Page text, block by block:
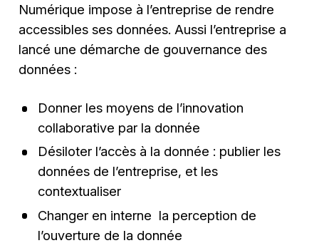
Numérique impose à l’entreprise de rendre
accessibles ses données. Aussi l’entreprise a
lancé une démarche de gouvernance des
données :
Donner les moyens de l’innovation
collaborative par la donnée
Désiloter l’accès à la donnée : publier les
données de l’entreprise, et les
contextualiser
Changer en interne la perception de
l’ouverture de la donnée